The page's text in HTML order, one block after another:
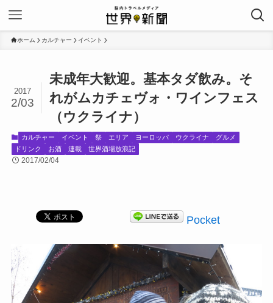
ホーム カルチャー イベント
未成年大歓迎。基本タダ飲み。そ
れがムカチェヴォ・ワインフェス
（ウクライナ）
2017
2/03
カルチャー イベント 祭 エリア ヨーロッパ ウクライナ
グルメ
ドリンク
お酒 連載 世界酒場放浪記
2017/02/04
Pocket